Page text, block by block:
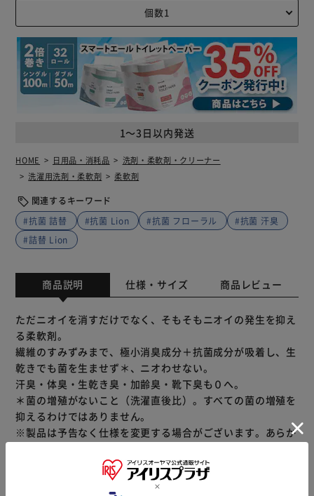
1～3日以内発送
HOME 日用品・消耗品
洗剤・柔軟剤・クリーナー
洗濯用洗剤・柔軟剤
柔軟剤
関連するキーワード
#抗菌 詰替
#抗菌 Lion #抗菌 フローラル
#抗菌 汗臭
#詰替 Lion
商品説明 仕様・サイズ 商品レビュー
ただニオイを消すだけでなく、そもそもニオイの発生を抑え
る柔軟剤。
繊維のすみずみまで、極小消臭成分＋抗菌成分が吸着し、生
乾きでも菌を生ませず＊、ニオわせない。
汗臭・体臭・生乾き臭・加齢臭・靴下臭も０へ。
＊菌の増殖がないこと（洗濯直後比）。すべての菌の増殖を
抑えるわけではありません。
※製品は予告なく仕様を変更する場合がございます。あらか